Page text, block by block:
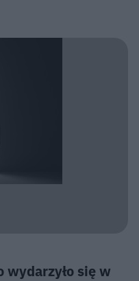
wydarzyło się w